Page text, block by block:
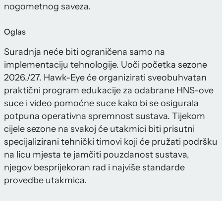
nogometnog saveza.
Oglas
Suradnja neće biti ograničena samo na
implementaciju tehnologije. Uoči početka sezone
2026./27. Hawk-Eye će organizirati sveobuhvatan
praktični program edukacije za odabrane HNS-ove
suce i video pomoćne suce kako bi se osigurala
potpuna operativna spremnost sustava. Tijekom
cijele sezone na svakoj će utakmici biti prisutni
specijalizirani tehnički timovi koji će pružati podršku
na licu mjesta te jamčiti pouzdanost sustava,
njegov besprijekoran rad i najviše standarde
provedbe utakmica.